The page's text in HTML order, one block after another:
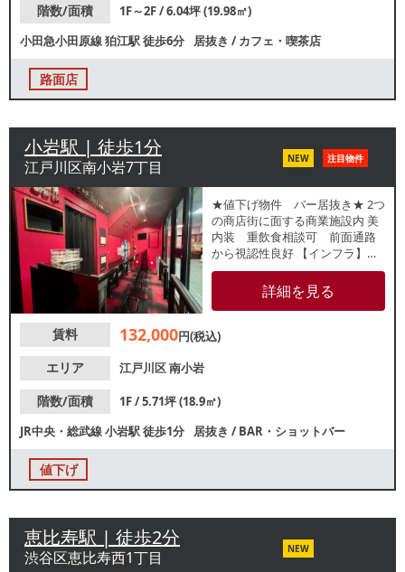
月 【営業時間制限】無し
ｍ 【天高】1階：2460mm・2
階：2560mm 【引渡状態】居抜
階数/面積
1F～2F / 6.04坪 (19.98㎡)
小田急小田原線狛江駅徒歩6分 居抜き /カフェ・喫茶店
路面店
小岩駅 | 徒歩1分
江戸川区南小岩7丁目 NEW 注目物件
★値下げ物件 バー居抜き★ 2つ
の商店街に面する商業施設内 美
内装 重飲食相談可 前面通路
から視認性良好 【インフラ】電
灯：有 動力：有 ガ
ス：6号メーター 水道：
25mm 【厨房排気】有 / 送風機
ト】有 / 地中埋設型 【席数】無
【不可業態】無し【引渡状態】
約2.5ｍ ※店舗情報は正確性を保
証するものではございません。
詳細を見る
賃料 132,000円(税込)
エリア
江戸川区南小岩
階数/面積
1F / 5.71坪 (18.9㎡)
JR中央・総武線小岩駅徒歩1分 居抜き /BAR・ショットバー
値下げ
恵比寿駅 | 徒歩2分
渋谷区恵比寿西1丁目 NEW